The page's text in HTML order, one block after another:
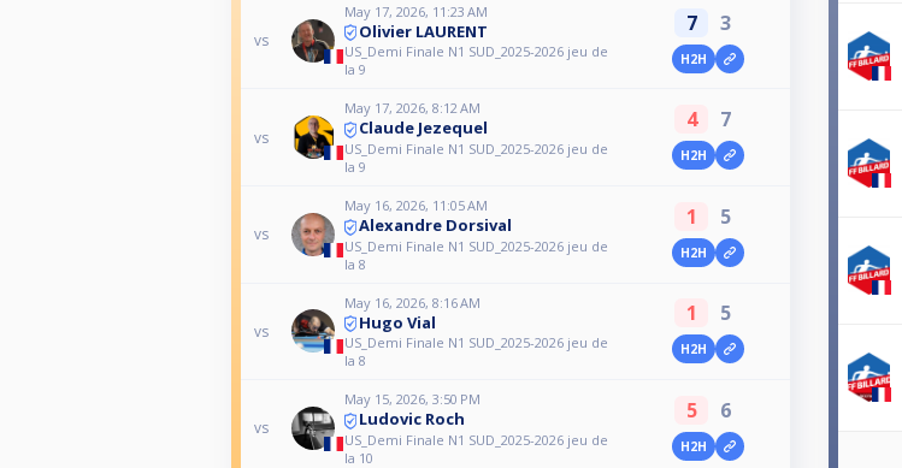
vs
May 17, 2026, 11:23 AM
Olivier LAURENT
US_Demi Finale N1 SUD_2025-2026 jeu de
la 9
7 3
H2H
vs
May 17, 2026, 8:12 AM
Claude Jezequel
US_Demi Finale N1 SUD_2025-2026 jeu de
la 9
4 7
H2H
vs
May 16, 2026, 11:05 AM
Alexandre Dorsival
US_Demi Finale N1 SUD_2025-2026 jeu de
la 8
1 5
H2H
vs
May 16, 2026, 8:16 AM
Hugo Vial
US_Demi Finale N1 SUD_2025-2026 jeu de
la 8
1 5
H2H
vs
May 15, 2026, 3:50 PM
Ludovic Roch
US_Demi Finale N1 SUD_2025-2026 jeu de
la 10
5 6
H2H